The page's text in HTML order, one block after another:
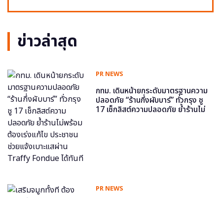
ข่าวล่าสุด
PR NEWS
กทม. เดินหน้ายกระดับมาตรฐานความ
ปลอดภัย “ร้านกึ่งผับบาร์” ทั่วกรุง ชู
17 เช็กลิสต์ความปลอดภัย ย้ำร้านไม่
PR NEWS